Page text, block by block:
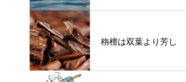
栴檀は双葉より芳し